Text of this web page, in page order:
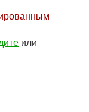
или